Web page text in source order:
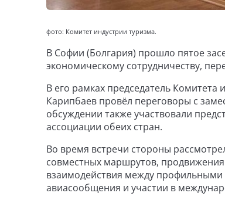
фото: Комитет индустрии туризма.
В Софии (Болгария) прошло пятое
экономическому сотрудничеству,
В его рамках председатель Комитета
Карипбаев провёл переговоры с
обсуждении также участвовали
ассоциации обеих стран.
Во время встречи стороны
совместных маршрутов,
взаимодействия между
авиасообщения и участии в